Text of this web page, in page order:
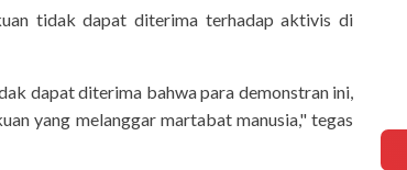
tidak dapat diterima terhadap aktivis di
dapat diterima bahwa para demonstran ini,
yang melanggar martabat manusia," tegas